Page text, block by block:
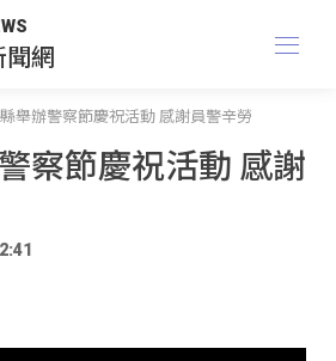
網
舉辦警察節慶祝活動 感謝員警辛勞
察節慶祝活動 感謝